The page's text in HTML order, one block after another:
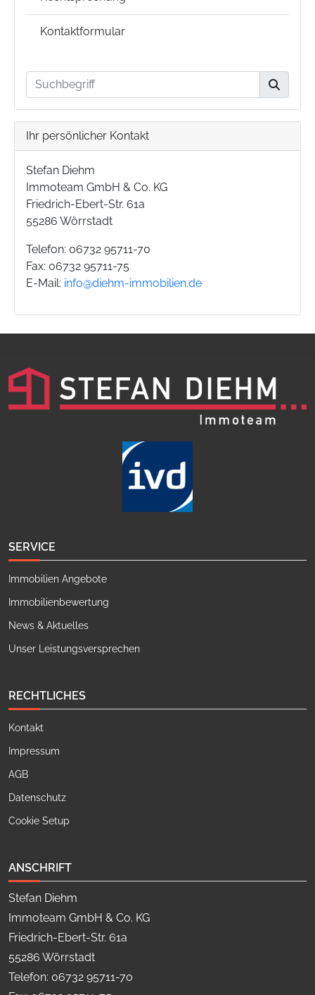
Kontaktformular
Ihr persönlicher Kontakt
Stefan Diehm
Immoteam GmbH & Co. KG
Friedrich-Ebert-Str. 61a
55286 Wörrstadt
Telefon: 06732 95711-70
Fax: 06732 95711-75
E-Mail: info@diehm-immobilien.de
SERVICE
Immobilien Angebote
Immobilienbewertung
News & Aktuelles
Unser Leistungsversprechen
RECHTLICHES
Kontakt
Impressum
AGB
Datenschutz
Cookie Setup
ANSCHRIFT
Stefan Diehm
Immoteam GmbH & Co. KG
Friedrich-Ebert-Str. 61a
55286 Wörrstadt
Telefon: 06732 95711-70